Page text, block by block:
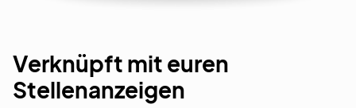
Verknüpft mit euren
Stellenanzeigen